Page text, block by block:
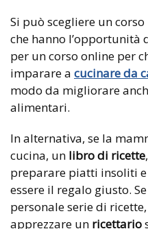
Si può scegliere un
che hanno
per un corso online per
imparare a cucinare da
modo da migliorare
alimentari.
In alternativa, se la
cucina, un libro di ricette
preparare piatti insoliti
essere il regalo giusto.
personale serie di
apprezzare un ricettario